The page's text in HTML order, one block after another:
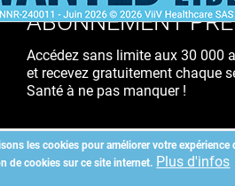
les cookies pour améliorer votre expérience
de cookies sur ce site internet. Plus d'infos
ABONNEMENT
Accédez sans limite aux 30 000
et recevez gratuitement chaque
Santé à ne pas manquer !